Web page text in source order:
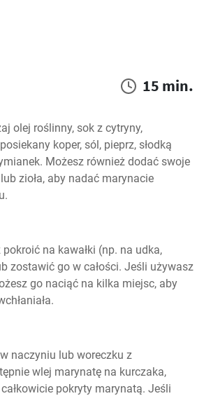
15 min.
olej roślinny, sok z cytryny,
koper, sól, pieprz, słodką
Możesz również dodać swoje
zioła, aby nadać marynacie
na kawałki (np. na udka,
zostawić go w całości. Jeśli używasz
go naciąć na kilka miejsc, aby
naczyniu lub woreczku z
wlej marynatę na kurczaka,
pokryty marynatą. Jeśli